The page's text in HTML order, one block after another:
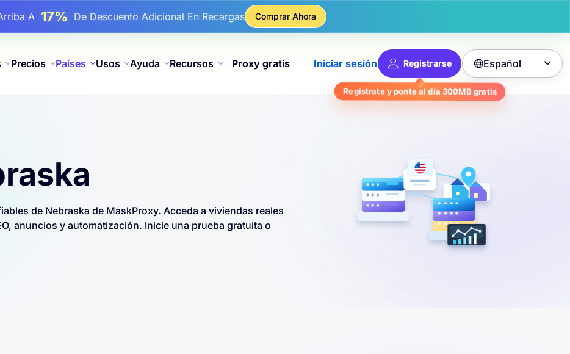
A 17% De Descuento Adicional En Recargas
A25%Descuento En Compras Estáticas IP
81%
Comprar Ahora
Precios Países Usos Ayuda Recursos Proxy gratis Iniciar sesión Registrarse
Regístrate y ponte al día 300MBgratis
Español 
de Nebraska de MaskProxy. Acceda a viviendas reales
anuncios y automatización. Inicie una prueba gratuita o